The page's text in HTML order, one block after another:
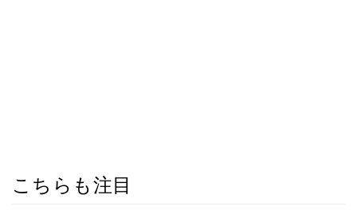
こちらも注目